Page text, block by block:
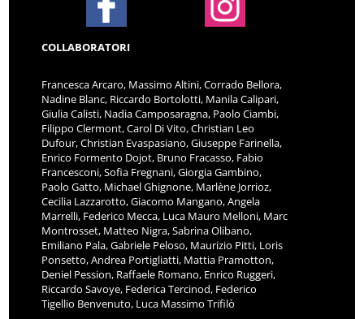
COLLABORATORI
Francesca Arcaro, Massimo Altini, Corrado Bellora,
Nadine Blanc, Riccardo Bortolotti, Manila Calipari,
Giulia Calisti, Nadia Camposaragna, Paolo Ciambi,
Filippo Clermont, Carol Di Vito, Christian Leo
Dufour, Christian Evaspasiano, Giuseppe Farinella,
Enrico Formento Dojot, Bruno Fracasso, Fabio
Francesconi, Sofia Fregnani, Giorgia Gambino,
Paolo Gatto, Michael Ghignone, Marlène Jorrioz,
Cecilia Lazzarotto, Giacomo Mangano, Angela
Marrelli, Federico Mecca, Luca Mauro Melloni, Marc
Montrosset, Matteo Nigra, Sabrina Olibano,
Emiliano Pala, Gabriele Peloso, Maurizio Pitti, Loris
Ponsetto, Andrea Portigliatti, Mattia Pramotton,
Deniel Pession, Raffaele Romano, Enrico Ruggeri,
Riccardo Savoye, Federica Tercinod, Federico
Tigellio Benvenuto, Luca Massimo Trifilò